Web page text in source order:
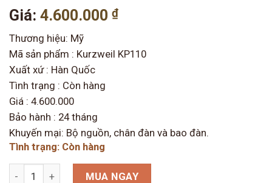
Giá: 4.600.000 ₫
Thương hiệu: Mỹ
Mã sản phẩm : Kurzweil KP110
Xuất xứ : Hàn Quốc
Tình trạng : Còn hàng
Giá : 4.600.000
Bảo hành : 24 tháng
Khuyến mại: Bộ nguồn, chân đàn và bao đàn.
Tình trạng: Còn hàng
Đàn Organ Kurzweil KP110 số lượng
MUA NGAY